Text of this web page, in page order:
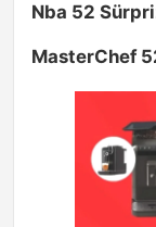
Nba 52
MasterChef